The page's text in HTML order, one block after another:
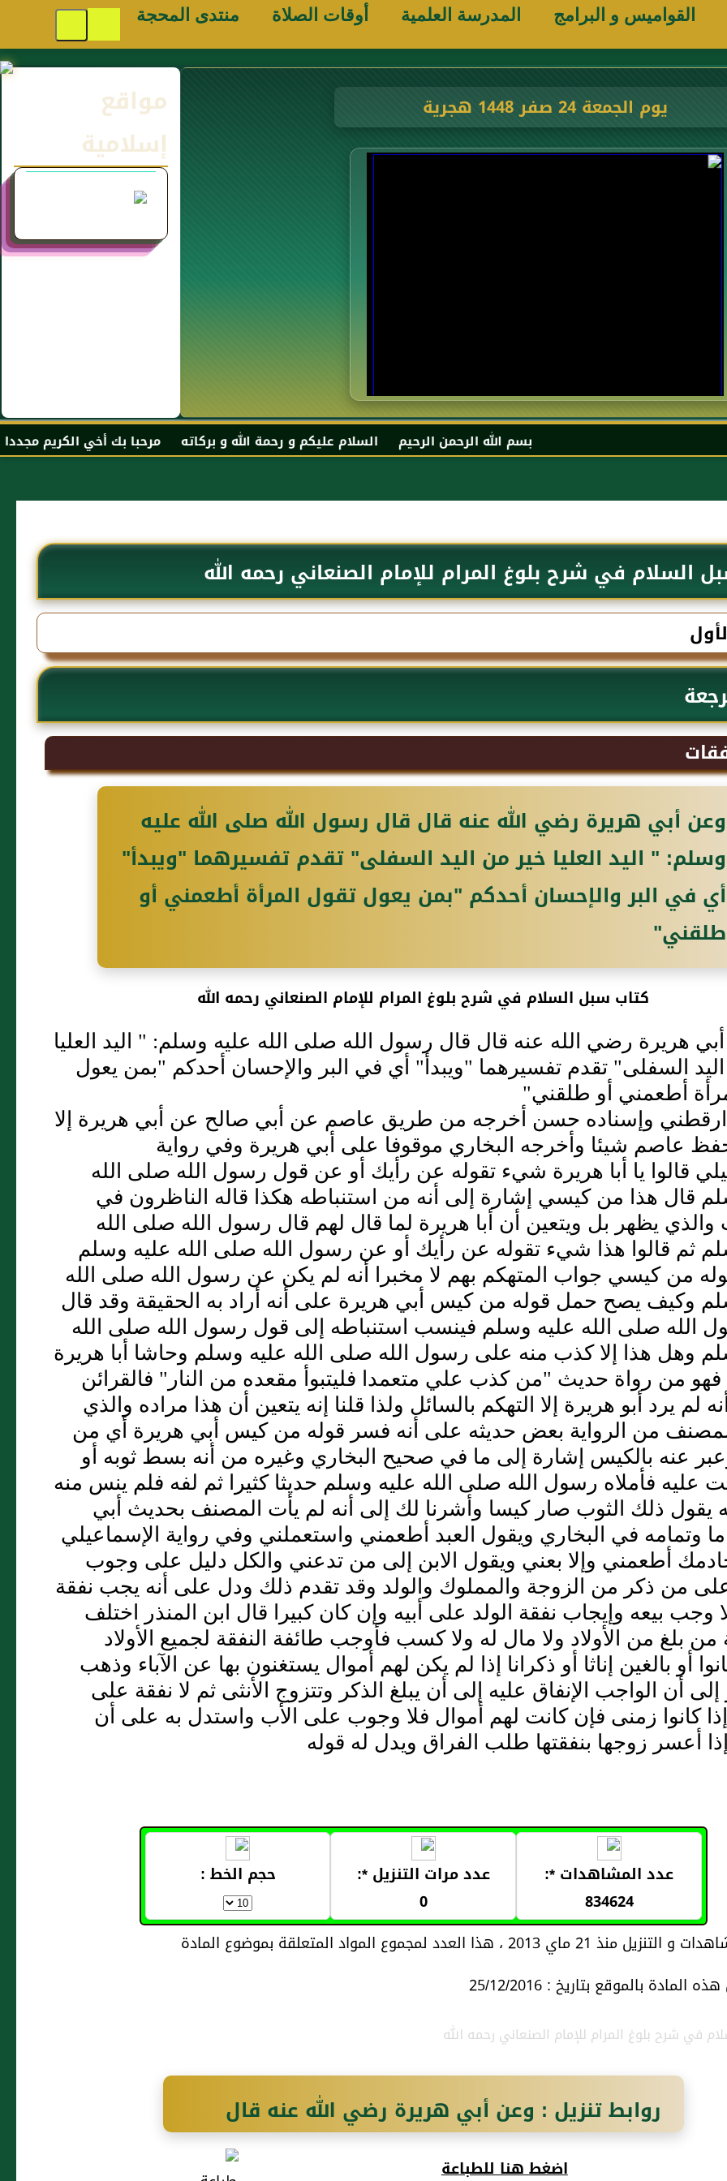
القواميس و البرامج المدرسة العلمية أوقات الصلاة منتدى المحجة
يوم الجمعة 24 صفر 1448 هجرية
مواقع
إسلامية
بسم الله الرحمن الرحيم السلام عليكم و رحمة الله و بركاته مرحبا بك أخي الكريم مجددا في موقعك
السلام في شرح بلوغ المرام للإمام الصنعاني رحمه الله
وعن أبي هريرة رضي الله عنه قال قال رسول الله صلى الله عليه
وسلم: " اليد العليا خير من اليد السفلى" تقدم تفسيرهما "ويبدأ"
أي في البر والإحسان أحدكم "بمن يعول تقول المرأة أطعمني أو
طلقني"
كتاب سبل السلام في شرح بلوغ المرام للإمام الصنعاني رحمه الله
هريرة رضي الله عنه قال قال رسول الله صلى الله عليه وسلم: " اليد العليا
السفلى" تقدم تفسيرهما "ويبدأ" أي في البر والإحسان أحدكم "بمن يعول
أطعمني أو طلقني"
وإسناده حسن أخرجه من طريق عاصم عن أبي صالح عن أبي هريرة إلا
عاصم شيئا وأخرجه البخاري موقوفا على أبي هريرة وفي رواية
قالوا يا أبا هريرة شيء تقوله عن رأيك أو عن قول رسول الله صلى الله
قال هذا من كيسي إشارة إلى أنه من استنباطه هكذا قاله الناظرون في
والذي يظهر بل ويتعين أن أبا هريرة لما قال لهم قال رسول الله صلى الله
ثم قالوا هذا شيء تقوله عن رأيك أو عن رسول الله صلى الله عليه وسلم
من كيسي جواب المتهكم بهم لا مخبرا أنه لم يكن عن رسول الله صلى الله
وكيف يصح حمل قوله من كيس أبي هريرة على أنه أراد به الحقيقة وقد قال
الله صلى الله عليه وسلم فينسب استنباطه إلى قول رسول الله صلى الله
وهل هذا إلا كذب منه على رسول الله صلى الله عليه وسلم وحاشا أبا هريرة
من رواة حديث "من كذب علي متعمدا فليتبوأ مقعده من النار" فالقرائن
لم يرد أبو هريرة إلا التهكم بالسائل ولذا قلنا إنه يتعين أن هذا مراده والذي
من الرواية بعض حديثه على أنه فسر قوله من كيس أبي هريرة أي من
عنه بالكيس إشارة إلى ما في صحيح البخاري وغيره من أنه بسط ثوبه أو
عليه فأملاه رسول الله صلى الله عليه وسلم حديثا كثيرا ثم لفه فلم ينس منه
يقول ذلك الثوب صار كيسا وأشرنا لك إلى أنه لم يأت المصنف بحديث أبي
وتمامه في البخاري ويقول العبد أطعمني واستعملني وفي رواية الإسماعيلي
أطعمني وإلا بعني ويقول الابن إلى من تدعني والكل دليل على وجوب
على من ذكر من الزوجة والمملوك والولد وقد تقدم ذلك ودل على أنه يجب نفقة
وجب بيعه وإيجاب نفقة الولد على أبيه وإن كان كبيرا قال ابن المنذر اختلف
بلغ من الأولاد ولا مال له ولا كسب فأوجب طائفة النفقة لجميع الأولاد
أو بالغين إناثا أو ذكرانا إذا لم يكن لهم أموال يستغنون بها عن الآباء وذهب
أن الواجب الإنفاق عليه إلى أن يبلغ الذكر وتتزوج الأنثى ثم لا نفقة على
إذا كانوا زمنى فإن كانت لهم أموال فلا وجوب على الأب واستدل به على أن
أعسر زوجها بنفقتها طلب الفراق ويدل له قوله
عدد المشاهدات *:
834624
عدد مرات التنزيل *:
0
حجم الخط :
2013 ، هذا العدد لمجموع المواد المتعلقة بموضوع المادة
بالموقع بتاريخ : 25/12/2016
في شرح بلوغ المرام للإمام الصنعاني رحمه الله
روابط تنزيل : وعن أبي هريرة رضي الله عنه قال
قال رسول الله صلى الله عليه وسلم: " اليد العليا
اضغط هنا للطباعة